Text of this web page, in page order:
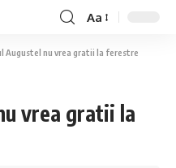
Aa
Augustel nu vrea gratii la ferestre
vrea gratii la